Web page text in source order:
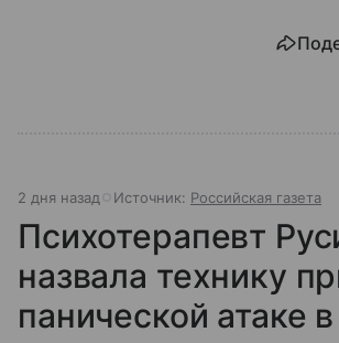
2 дня назад Источник: Российская газета
Психотерапевт
назвала технику
панической атаке